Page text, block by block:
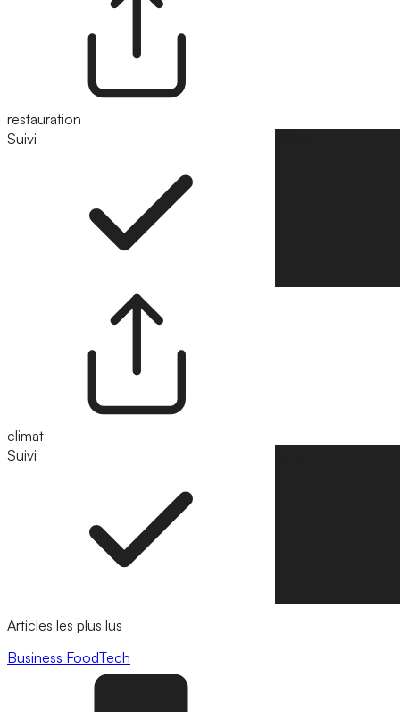
restauration
Suivi
climat
Suivi
Articles les plus lus
Business FoodTech